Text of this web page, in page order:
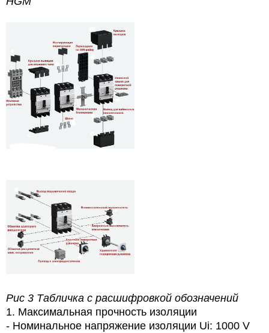
Рис 3 Табличка с расшифровкой обозначений
1. Максимальная прочность изоляции
- Номинальное напряжение изоляции Ui: 1000 V